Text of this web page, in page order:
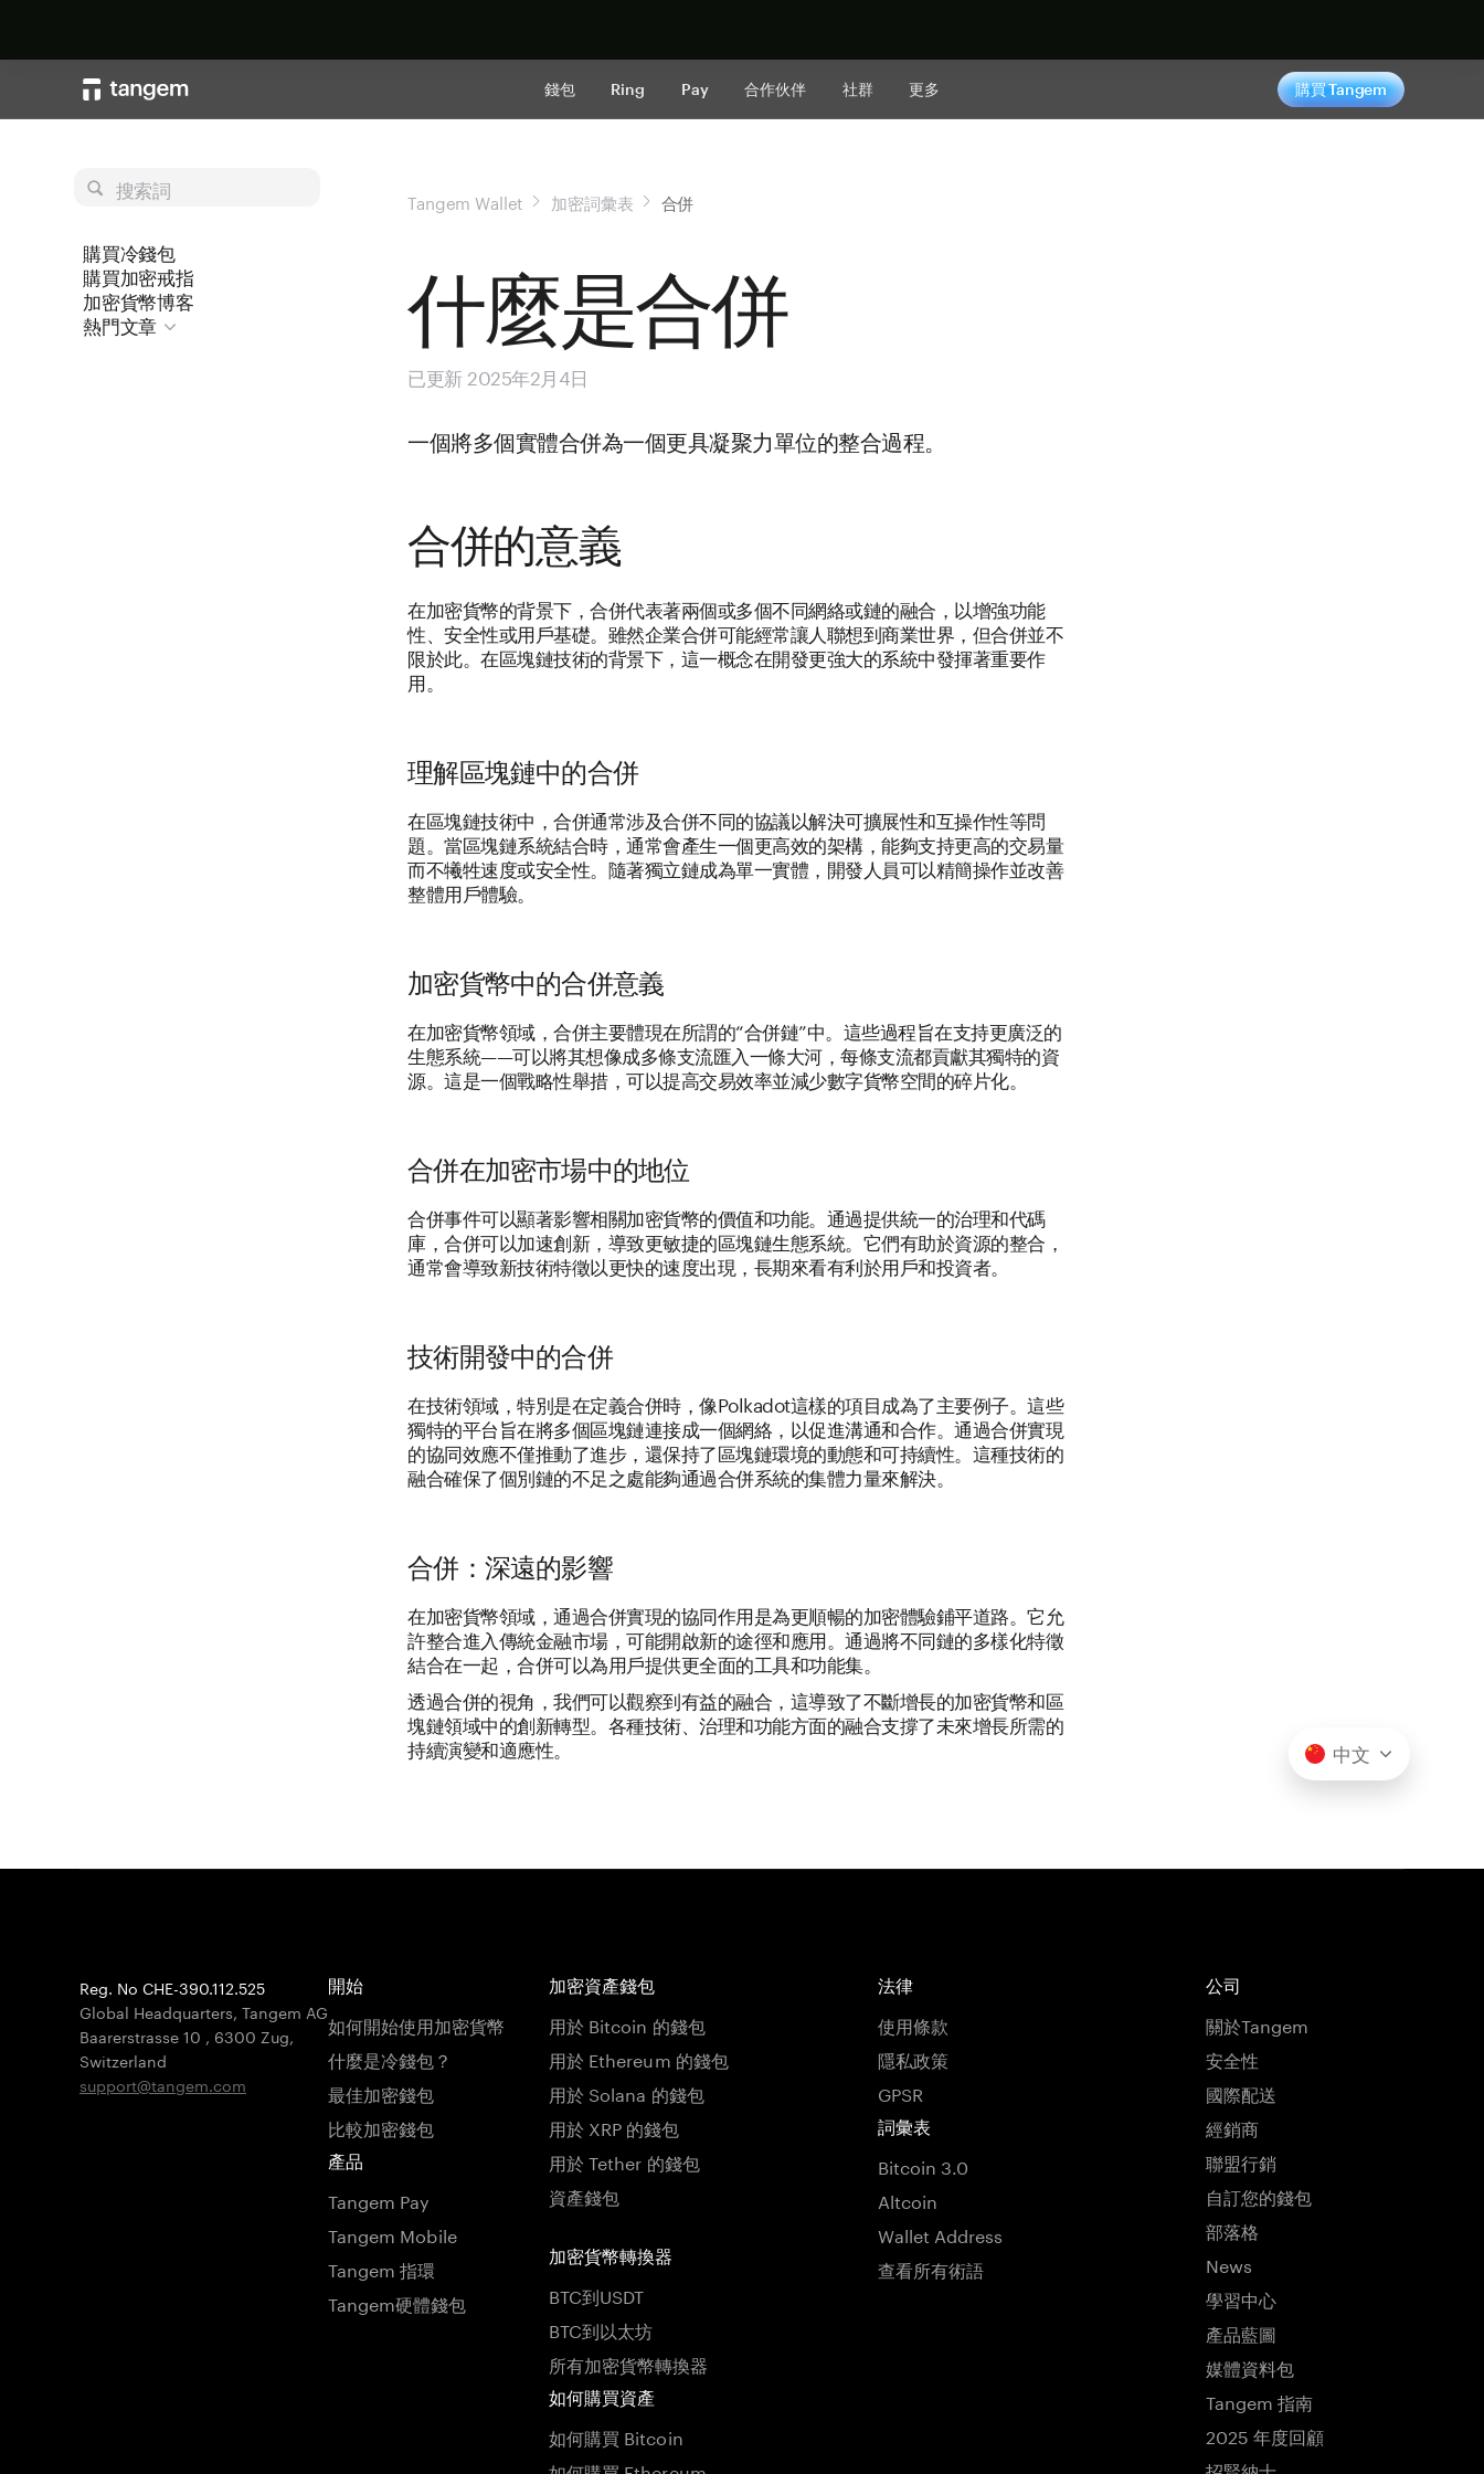
錢包 Ring Pay 合作伙伴 社群 更多 購買 Tangem
搜索詞
購買冷錢包
購買加密戒指
加密貨幣博客
熱門文章
Tangem Wallet 加密詞彙表 合併
什麼是合併
已更新 2025年2月4日
一個將多個實體合併為一個更具凝聚力單位的整合過程。
合併的意義
在加密貨幣的背景下，合併代表著兩個或多個不同網絡或鏈的融合，以增強功能
性、安全性或用戶基礎。雖然企業合併可能經常讓人聯想到商業世界，但合併並不
限於此。在區塊鏈技術的背景下，這一概念在開發更強大的系統中發揮著重要作
用。
理解區塊鏈中的合併
在區塊鏈技術中，合併通常涉及合併不同的協議以解決可擴展性和互操作性等問
題。當區塊鏈系統結合時，通常會產生一個更高效的架構，能夠支持更高的交易量
而不犧牲速度或安全性。隨著獨立鏈成為單一實體，開發人員可以精簡操作並改善
整體用戶體驗。
加密貨幣中的合併意義
在加密貨幣領域，合併主要體現在所謂的“合併鏈”中。這些過程旨在支持更廣泛的
生態系統——可以將其想像成多條支流匯入一條大河，每條支流都貢獻其獨特的資
源。這是一個戰略性舉措，可以提高交易效率並減少數字貨幣空間的碎片化。
合併在加密市場中的地位
合併事件可以顯著影響相關加密貨幣的價值和功能。通過提供統一的治理和代碼
庫，合併可以加速創新，導致更敏捷的區塊鏈生態系統。它們有助於資源的整合，
通常會導致新技術特徵以更快的速度出現，長期來看有利於用戶和投資者。
技術開發中的合併
在技術領域，特別是在定義合併時，像Polkadot這樣的項目成為了主要例子。這些
獨特的平台旨在將多個區塊鏈連接成一個網絡，以促進溝通和合作。通過合併實現
的協同效應不僅推動了進步，還保持了區塊鏈環境的動態和可持續性。這種技術的
融合確保了個別鏈的不足之處能夠通過合併系統的集體力量來解決。
合併：深遠的影響
在加密貨幣領域，通過合併實現的協同作用是為更順暢的加密體驗鋪平道路。它允
許整合進入傳統金融市場，可能開啟新的途徑和應用。通過將不同鏈的多樣化特徵
結合在一起，合併可以為用戶提供更全面的工具和功能集。
透過合併的視角，我們可以觀察到有益的融合，這導致了不斷增長的加密貨幣和區
塊鏈領域中的創新轉型。各種技術、治理和功能方面的融合支撐了未來增長所需的
持續演變和適應性。
中文
Reg. No CHE-390.112.525
Global Headquarters, Tangem AG
Baarerstrasse 10 , 6300 Zug,
Switzerland
support@tangem.com
開始
如何開始使用加密貨幣
什麼是冷錢包？
最佳加密錢包
比較加密錢包
產品
Tangem Pay
Tangem Mobile
Tangem 指環
Tangem硬體錢包
加密資產錢包
用於 Bitcoin 的錢包
用於 Ethereum 的錢包
用於 Solana 的錢包
用於 XRP 的錢包
用於 Tether 的錢包
資產錢包
加密貨幣轉換器
BTC到USDT
BTC到以太坊
所有加密貨幣轉換器
如何購買資產
如何購買 Bitcoin
法律
使用條款
隱私政策
GPSR
詞彙表
Bitcoin 3.0
Altcoin
Wallet Address
查看所有術語
公司
關於Tangem
安全性
國際配送
經銷商
聯盟行銷
自訂您的錢包
部落格
News
學習中心
產品藍圖
媒體資料包
Tangem 指南
2025 年度回顧